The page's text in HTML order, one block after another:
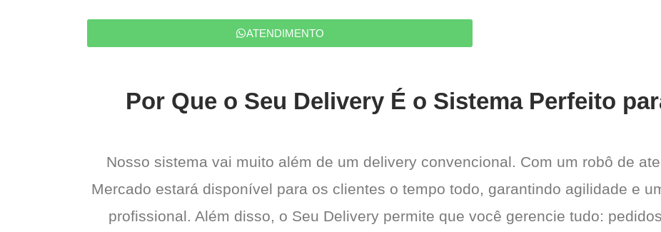
ATENDIMENTO
Por Que o Seu Delivery É o Sistema Perfeito
Nosso sistema vai muito além de um delivery convencional. Com um robô de
Mercado estará disponível para os clientes o tempo todo, garantindo agilidade e
profissional. Além disso, o Seu Delivery permite que você gerencie tudo: